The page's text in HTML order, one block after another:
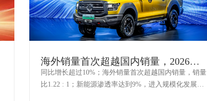
海外销量首次超越国内销量，2026中
国皮卡往哪里走？
同比增长超过10%；海外销量首次超越国内销量，销量
比1.22 : 1；新能源渗透率达到9%，进入规模化发展阶